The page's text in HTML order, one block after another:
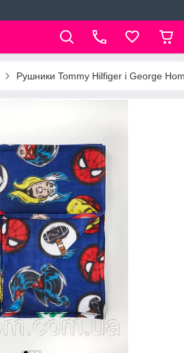
Рушники Tommy Hilfiger і George